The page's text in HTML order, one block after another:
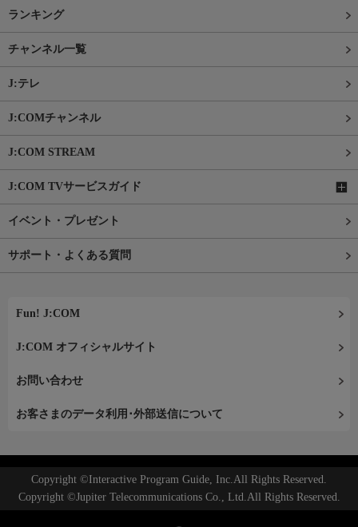
ランキング
チャンネル一覧
J:テレ
J:COMチャンネル
J:COM STREAM
J:COM TVサービスガイド
イベント・プレゼント
サポート・よくある質問
Fun! J:COM
J:COM オフィシャルサイト
お問い合わせ
お客さまのデータ利用･外部送信について
Copyright ©Interactive Program Guide, Inc.All Rights Reserved.
Copyright ©Jupiter Telecommunications Co., Ltd.All Rights Reserved.